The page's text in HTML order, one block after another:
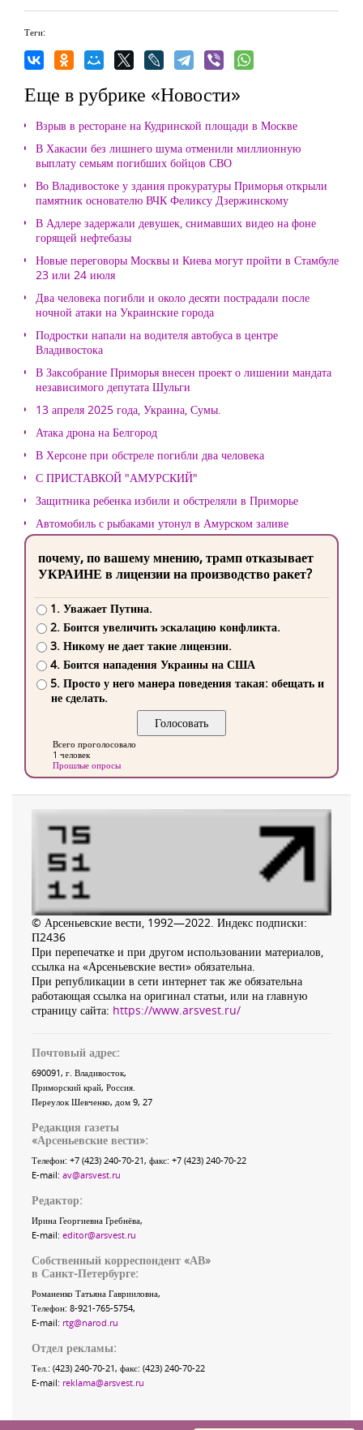
Теги:
Еще в рубрике «Новости»
Взрыв в ресторане на Кудринской площади в Москве
В Хакасии без лишнего шума отменили миллионную
выплату семьям погибших бойцов СВО
Во Владивостоке у здания прокуратуры Приморья открыли
памятник основателю ВЧК Феликсу Дзержинскому
В Адлере задержали девушек, снимавших видео на фоне
горящей нефтебазы
Новые переговоры Москвы и Киева могут пройти в Стамбуле
23 или 24 июля
Два человека погибли и около десяти пострадали после
ночной атаки на Украинские города
Подростки напали на водителя автобуса в центре
Владивостока
В Заксобрание Приморья внесен проект о лишении мандата
независимого депутата Шульги
13 апреля 2025 года, Украина, Сумы.
Атака дрона на Белгород
В Херсоне при обстреле погибли два человека
С ПРИСТАВКОЙ "АМУРСКИЙ"
Защитника ребенка избили и обстреляли в Приморье
Автомобиль с рыбаками утонул в Амурском заливе
почему, по вашему мнению, трамп отказывает
УКРАИНЕ в лицензии на производство ракет?
1. Уважает Путина.
2. Боится увеличить эскалацию конфликта.
3. Никому не дает такие лицензии.
4. Боится нападения Украины на США
5. Просто у него манера поведения такая: обещать и
не сделать.
Всего проголосовало
1 человек
Прошлые опросы
© Арсеньевские вести, 1992—2022. Индекс подписки:
П2436
При перепечатке и при другом использовании материалов,
ссылка на «Арсеньевские вести» обязательна.
При републикации в сети интернет так же обязательна
работающая ссылка на оригинал статьи, или на главную
страницу сайта: https://www.arsvest.ru/
Почтовый адрес:
690091, г. Владивосток,
Приморский край, Россия
Переулок Шевченко, дом 9, 27
Редакция газеты
«Арсеньевские вести»:
Телефон: +7 (423) 240-70-21, факс: +7 (423) 240-70-22
E-mail: av@arsvest.ru
Редактор:
Ирина Георгиевна Гребнёва,
E-mail: editor@arsvest.ru
Собственный корреспондент «АВ»
в Санкт-Петербурге:
Романенко Татьяна Гаврииловна,
Телефон: 8-921-765-5754,
E-mail: rtg@narod.ru
Отдел рекламы:
Тел.: (423) 240-70-21, факс: (423) 240-70-22
E-mail: reklama@arsvest.ru